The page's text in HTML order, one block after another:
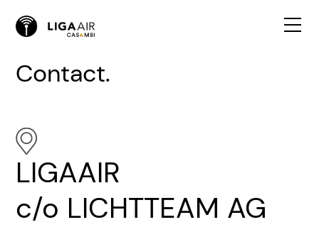
Contact.
LIGAAIR
c/o LICHTTEAM AG